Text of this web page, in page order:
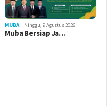
MUBA Minggu, 9 Agustus 2026
Muba Bersiap Ja…